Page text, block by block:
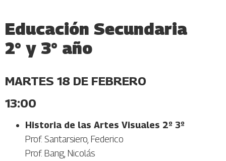
Educación Secundaria
2° y 3° año
MARTES 18 DE FEBRERO
13:00
Historia de las Artes Visuales 2º 3º
Prof. Santarsiero, Federico
Prof. Bang, Nicolás